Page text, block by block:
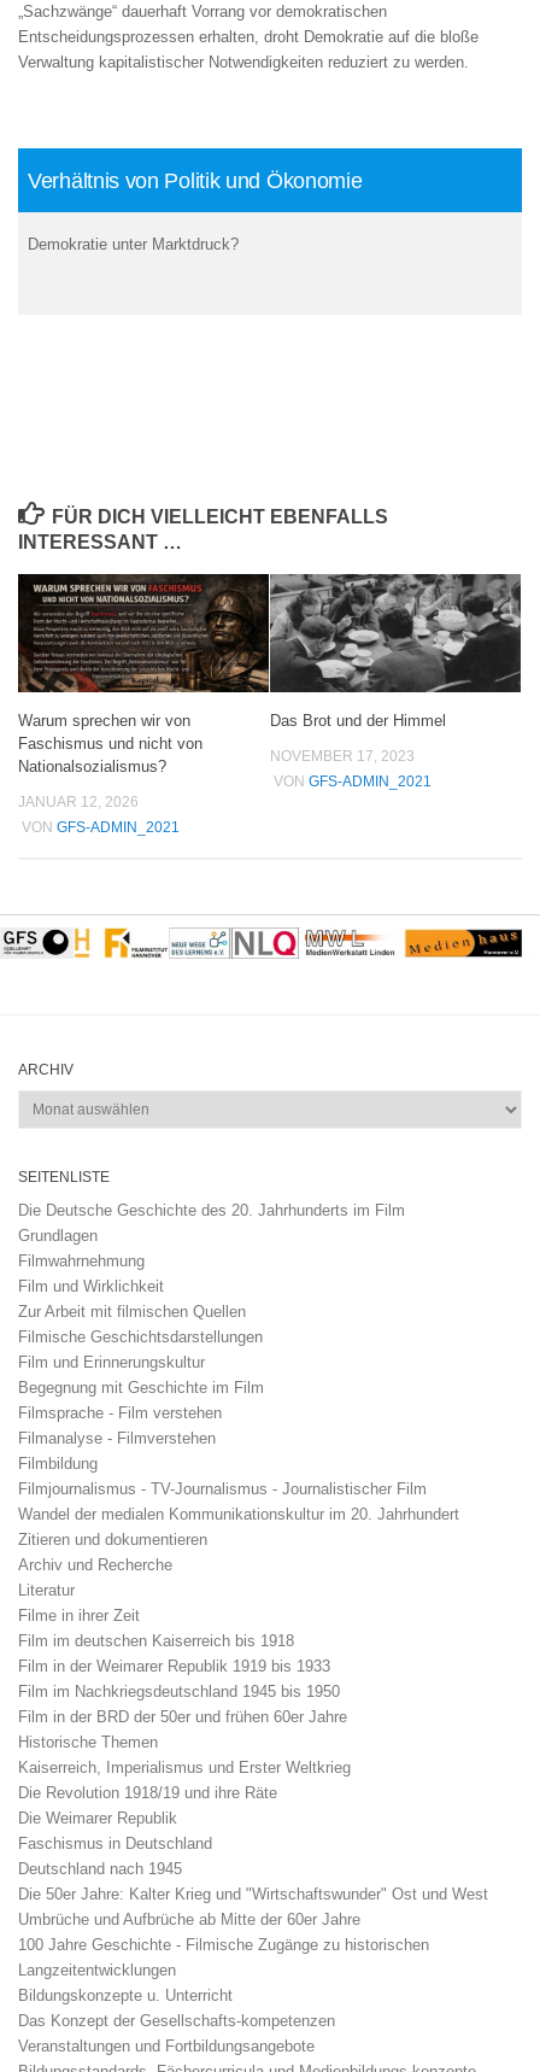
„Sachzwänge“ dauerhaft Vorrang vor demokratischen
Entscheidungsprozessen erhalten, droht Demokratie auf die bloße
Verwaltung kapitalistischer Notwendigkeiten reduziert zu werden.
Verhältnis von Politik und Ökonomie
Demokratie unter Marktdruck?
FÜR DICH VIELLEICHT EBENFALLS
INTERESSANT …
Warum sprechen wir von
Faschismus und nicht von
Nationalsozialismus?
JANUAR 12, 2026
VON GFS-ADMIN_2021
Das Brot und der Himmel
NOVEMBER 17, 2023
VON GFS-ADMIN_2021
ARCHIV
Archiv
SEITENLISTE
Die Deutsche Geschichte des 20. Jahrhunderts im Film
Grundlagen
Filmwahrnehmung
Film und Wirklichkeit
Zur Arbeit mit filmischen Quellen
Filmische Geschichtsdarstellungen
Film und Erinnerungskultur
Begegnung mit Geschichte im Film
Filmsprache - Film verstehen
Filmanalyse - Filmverstehen
Filmbildung
Filmjournalismus - TV-Journalismus - Journalistischer Film
Wandel der medialen Kommunikationskultur im 20. Jahrhundert
Zitieren und dokumentieren
Archiv und Recherche
Literatur
Filme in ihrer Zeit
Film im deutschen Kaiserreich bis 1918
Film in der Weimarer Republik 1919 bis 1933
Film im Nachkriegsdeutschland 1945 bis 1950
Film in der BRD der 50er und frühen 60er Jahre
Historische Themen
Kaiserreich, Imperialismus und Erster Weltkrieg
Die Revolution 1918/19 und ihre Räte
Die Weimarer Republik
Faschismus in Deutschland
Deutschland nach 1945
Die 50er Jahre: Kalter Krieg und "Wirtschaftswunder" Ost und West
Umbrüche und Aufbrüche ab Mitte der 60er Jahre
100 Jahre Geschichte - Filmische Zugänge zu historischen
Langzeitentwicklungen
Bildungskonzepte u. Unterricht
Das Konzept der Gesellschafts-kompetenzen
Veranstaltungen und Fortbildungsangebote